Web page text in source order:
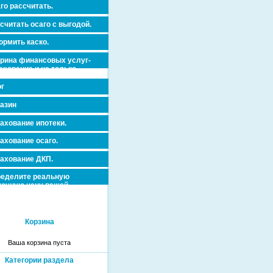
рассчитать.
осаго с выгодой.
каско.
финансовых услуг-
и не только.
ипотеки.
осаго.
ДКП.
реальную
цену вашей
Корзина
Ваша корзина пуста
Категории раздела